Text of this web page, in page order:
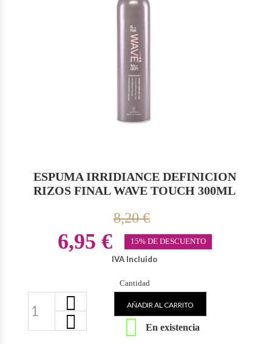
ESPUMA IRRIDIANCE DEFINICION
RIZOS FINAL WAVE TOUCH 300ML
8,20 €
6,95 € 15% DE DESCUENTO
IVA Incluido
Cantidad
AÑADIR AL CARRITO
 En existencia